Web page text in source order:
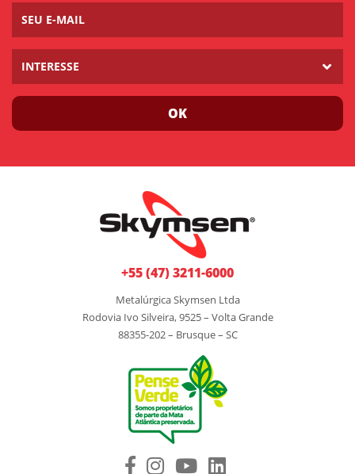
INTERESSE
OK
+55 (47) 3211-6000
Metalúrgica Skymsen Ltda
Rodovia Ivo Silveira, 9525 – Volta Grande
88355-202 – Brusque – SC